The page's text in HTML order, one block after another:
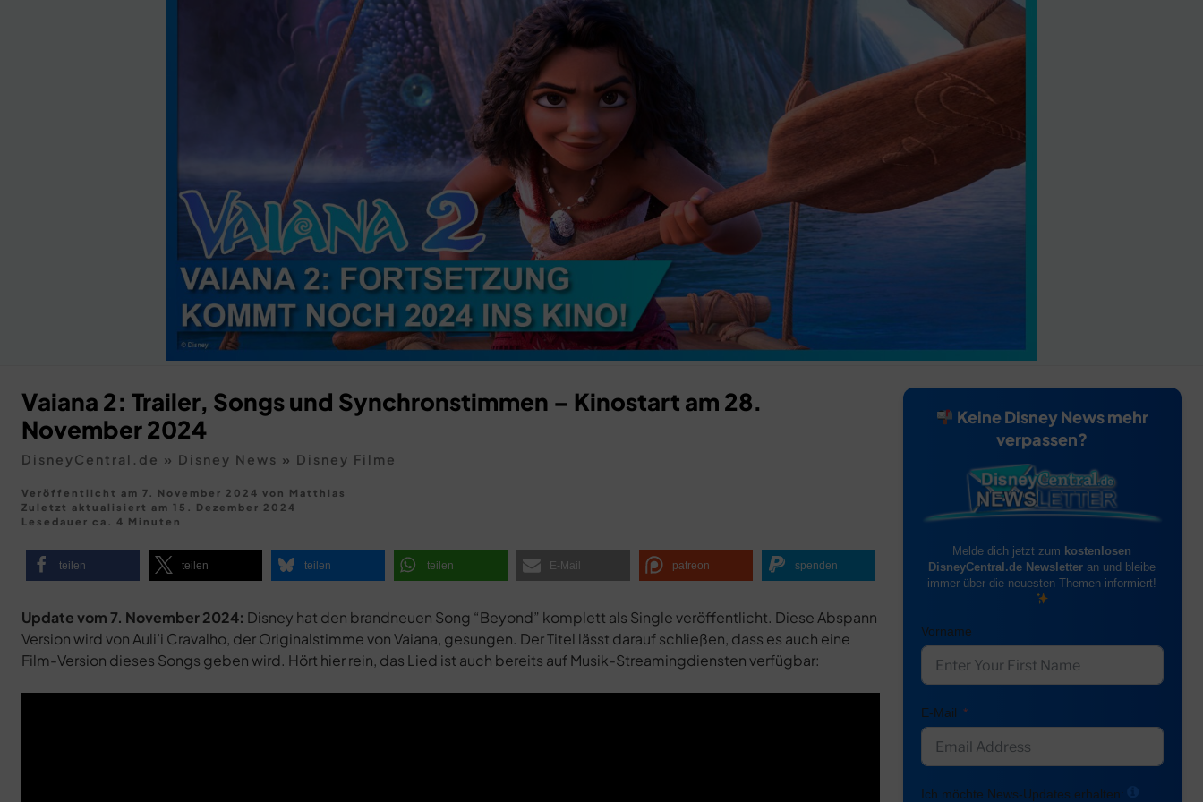
Vaiana 2: Trailer, Songs und Synchronstimmen – Kinostart am 28.
November 2024
DisneyCentral.de » Disney News » Disney Filme
Veröffentlicht am 7. November 2024 von Matthias
Zuletzt aktualisiert am 15. Dezember 2024
Lesedauer ca. 4 Minuten
teilen teilen teilen teilen E-Mail patreon spenden
Update vom 7. November 2024: Disney hat den brandneuen Song “Beyond” komplett als Single veröffentlicht. Diese Abspann
Version wird von Auli’i Cravalho, der Originalstimme von Vaiana, gesungen. Der Titel lässt darauf schließen, dass es auch eine
Film-Version dieses Songs geben wird. Hört hier rein, das Lied ist auch bereits auf Musik-Streamingdiensten verfügbar:
Keine Disney News mehr
verpassen?
Melde dich jetzt zum kostenlosen
DisneyCentral.de Newsletter an und bleibe
immer über die neuesten Themen informiert!
Vorname
E-Mail
Ich möchte News-Updates erhalten: